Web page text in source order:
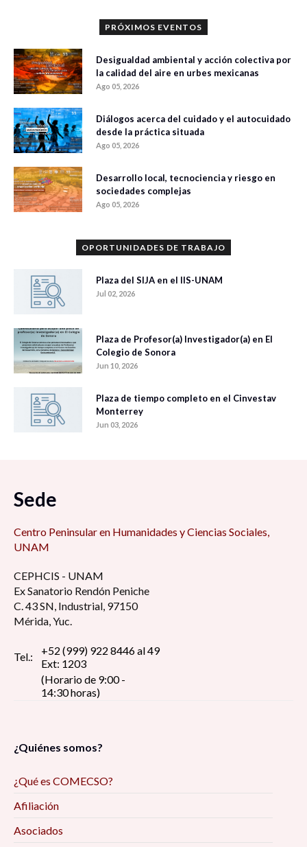
PRÓXIMOS EVENTOS
Desigualdad ambiental y acción colectiva por
la calidad del aire en urbes mexicanas
Ago 05, 2026
Diálogos acerca del cuidado y el autocuidado
desde la práctica situada
Ago 05, 2026
Desarrollo local, tecnociencia y riesgo en
sociedades complejas
Ago 05, 2026
OPORTUNIDADES DE TRABAJO
Plaza del SIJA en el IIS-UNAM
Jul 02, 2026
Plaza de Profesor(a) Investigador(a) en El
Colegio de Sonora
Jun 10, 2026
Plaza de tiempo completo en el Cinvestav
Monterrey
Jun 03, 2026
Sede
Centro Peninsular en Humanidades y Ciencias Sociales,
UNAM
CEPHCIS - UNAM
Ex Sanatorio Rendón Peniche
C. 43 SN, Industrial, 97150
Mérida, Yuc.
Tel.:
+52 (999) 922 8446 al 49
Ext: 1203
(Horario de 9:00 -
14:30 horas)
¿Quiénes somos?
¿Qué es COMECSO?
Afiliación
Asociados